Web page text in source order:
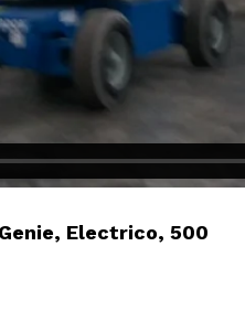
Electrico, 500